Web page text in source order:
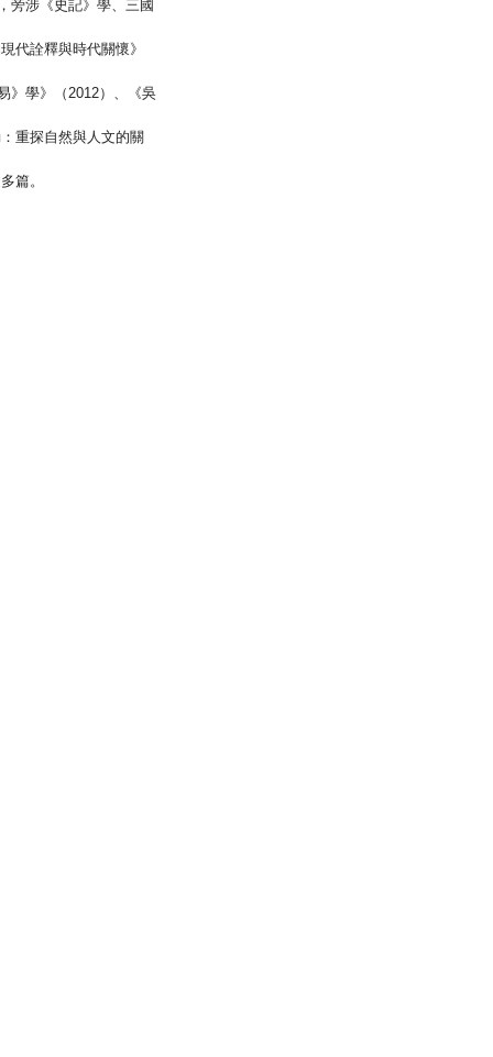
旁涉《史記》學、三國
代詮釋與時代關懷》
》學》（2012）、《吳
重探自然與人文的關
篇。